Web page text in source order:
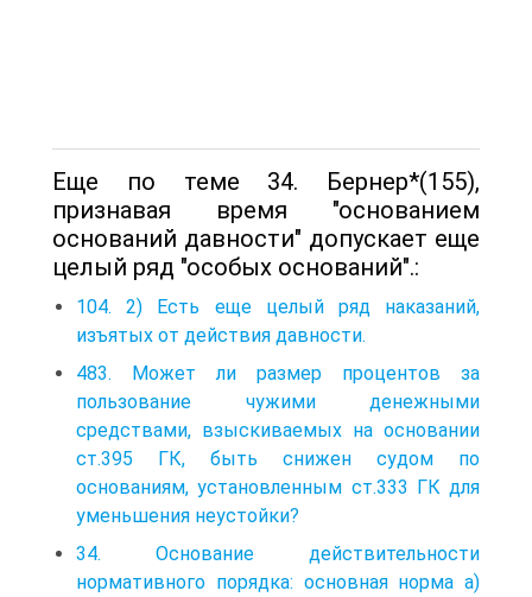
Еще по теме 34. Бернер*(155),
признавая время "основанием
оснований давности" допускает еще
целый ряд "особых оснований".:
104. 2) Есть еще целый ряд наказаний,
изъятых от действия давности.
483. Может ли размер процентов за
пользование чужими денежными
средствами, взыскиваемых на основании
ст.395 ГК, быть снижен судом по
основаниям, установленным ст.333 ГК для
уменьшения неустойки?
34. Основание действительности
нормативного порядка: основная норма а)